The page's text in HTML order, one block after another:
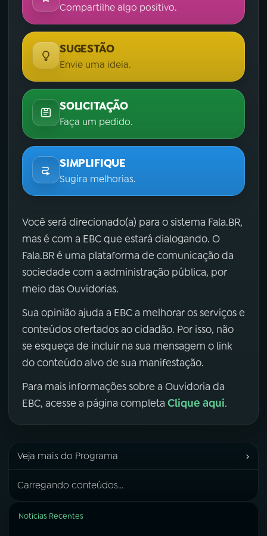
Compartilhe algo positivo.
SUGESTÃO
Envie uma ideia.
SOLICITAÇÃO
Faça um pedido.
SIMPLIFIQUE
Sugira melhorias.
Você será direcionado(a) para o sistema Fala.BR,
mas é com a EBC que estará dialogando. O
Fala.BR é uma plataforma de comunicação da
sociedade com a administração pública, por
meio das Ouvidorias.
Sua opinião ajuda a EBC a melhorar os serviços e
conteúdos ofertados ao cidadão. Por isso, não
se esqueça de incluir na sua mensagem o link
do conteúdo alvo de sua manifestação.
Para mais informações sobre a Ouvidoria da
EBC, acesse a página completa Clique aqui.
Veja mais do Programa ›
Carregando conteúdos...
Notícias Recentes